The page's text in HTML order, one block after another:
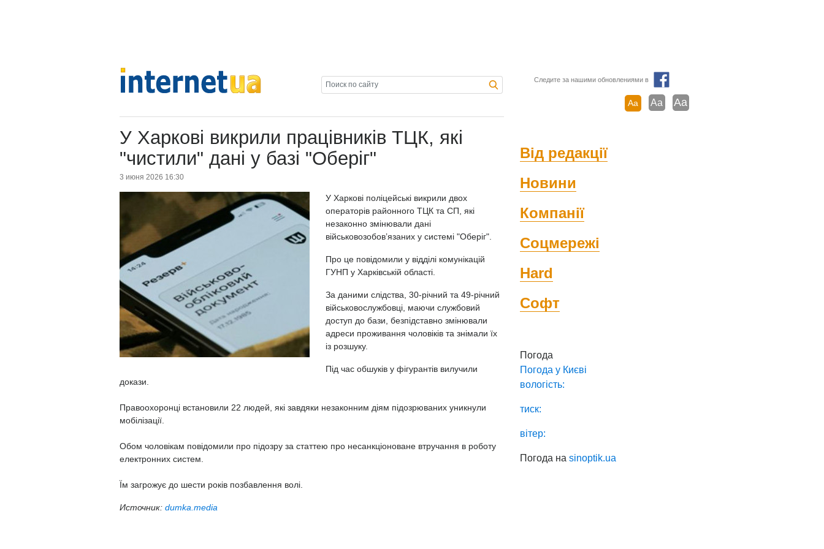
Следите за нашими обновлениями в
Aa Aa Aa
У Харкові викрили працівників ТЦК, які
"чистили" дані у базі "Оберіг"
3 июня 2026 16:30
У Харкові поліцейські викрили двох
операторів районного ТЦК та СП, які
незаконно змінювали дані
військовозобов’язаних у системі "Оберіг".
Про це повідомили у відділі комунікацій
ГУНП у Харківській області.
За даними слідства, 30-річний та 49-річний
військовослужбовці, маючи службовий
доступ до бази, безпідставно змінювали
адреси проживання чоловіків та знімали їх
із розшуку.
Під час обшуків у фігурантів вилучили
докази.
Правоохоронці встановили 22 людей, які завдяки незаконним діям підозрюваних уникнули
мобілізації.
Обом чоловікам повідомили про підозру за статтею про несанкціоноване втручання в роботу
електронних систем.
Їм загрожує до шести років позбавлення волі.
Источник: dumka.media
Від редакції
Новини
Компанії
Соцмережі
Hard
Софт
Погода
Погода у Києві
вологість:
тиск:
вітер:
Погода наsinoptik.ua